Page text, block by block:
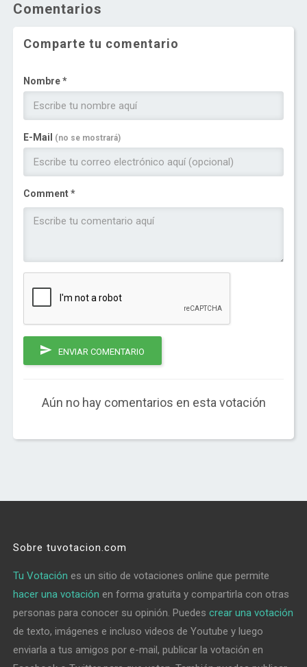
Comentarios
Comparte tu comentario
Nombre *
E-Mail (no se mostrará)
Comment *
ENVIAR COMENTARIO
Aún no hay comentarios en esta votación
Sobre tuvotacion.com
Tu Votación es un sitio de votaciones online que permite
hacer una votación en forma gratuita y compartirla con otras
personas para conocer su opinión. Puedescrear una votación
de texto, imágenes e incluso videos de Youtube y luego
enviarla a tus amigos por e-mail, publicar la votación en